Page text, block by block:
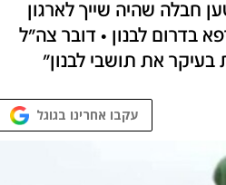
חבלה שהיה שייך לארגון
בדרום לבנון • דובר צה"ל
את תושבי לבנון"
עקבו אחרינו בגוגל